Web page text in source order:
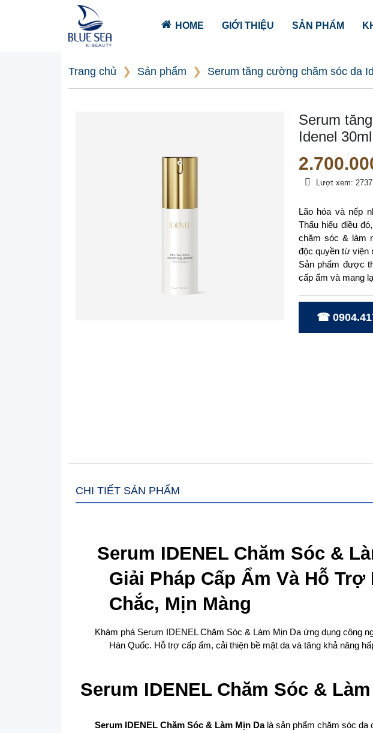
HOME GIỚI THIỆU SẢN PHẨM
Trang chủ ❯ Sản phẩm ❯ Serum tăng cường chăm sóc da
Serum
Idenel 30ml
Lượt xem: 2737
Lão hóa và nếp
Thấu hiểu điều
chăm sóc & làm
độc quyền từ viện
Sản phẩm được
cấp ẩm và mang
☎
CHI TIẾT SẢN PHẨM
Serum IDENEL Chăm Sóc &
Giải Pháp Cấp Ẩm Và Hỗ Trợ
Chắc, Mịn Màng
Khám phá Serum IDENEL Chăm Sóc & Làm Mịn Da ứng dụng công
Hàn Quốc. Hỗ trợ cấp ẩm, cải thiện bề mặt da và tăng khả năng
Serum IDENEL Chăm Sóc &
Serum IDENEL Chăm Sóc & Làm Mịn Da là sản phẩm chăm sóc da